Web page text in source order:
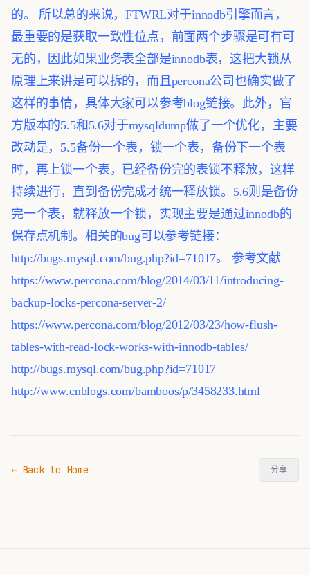
的。
所以总的来说，FTWRL对于innodb引擎而言，
最重要的是获取一致性位点，前面两个步骤是可有可
无的，因此如果业务表全部是innodb表，这把大锁从
原理上来讲是可以拆的，而且percona公司也确实做了
这样的事情，具体大家可以参考blog链接。此外，官
方版本的5.5和5.6对于mysqldump做了一个优化，主要
改动是，5.5备份一个表，锁一个表，备份下一个表
时，再上锁一个表，已经备份完的表锁不释放，这样
持续进行，直到备份完成才统一释放锁。5.6则是备份
完一个表，就释放一个锁，实现主要是通过innodb的
保存点机制。相关的bug可以参考链接：
http://bugs.mysql.com/bug.php?id=71017。
参考文献
https://www.percona.com/blog/2014/03/11/introducing-
backup-locks-percona-server-2/
https://www.percona.com/blog/2012/03/23/how-flush-
tables-with-read-lock-works-with-innodb-tables/
http://bugs.mysql.com/bug.php?id=71017
http://www.cnblogs.com/bamboos/p/3458233.html
← Back to Home 分享